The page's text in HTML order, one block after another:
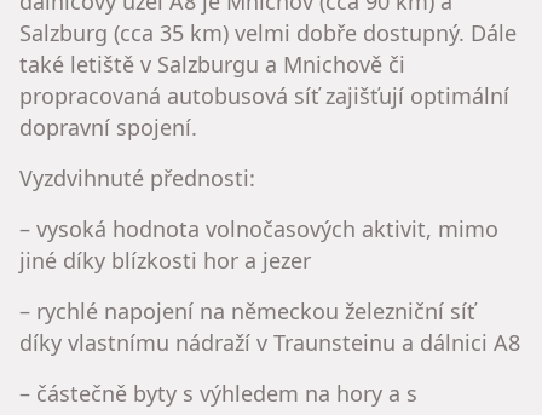
Salzburg (cca 35 km) velmi dobře dostupný. Dále
také letiště v Salzburgu a Mnichově či
propracovaná autobusová síť zajišťují optimální
dopravní spojení.
Vyzdvihnuté přednosti:
– vysoká hodnota volnočasových aktivit, mimo
jiné díky blízkosti hor a jezer
– rychlé napojení na německou železniční síť
díky vlastnímu nádraží v Traunsteinu a dálnici A8
– částečně byty s výhledem na hory a s